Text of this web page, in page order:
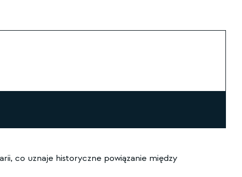
co uznaje historyczne powiązanie między